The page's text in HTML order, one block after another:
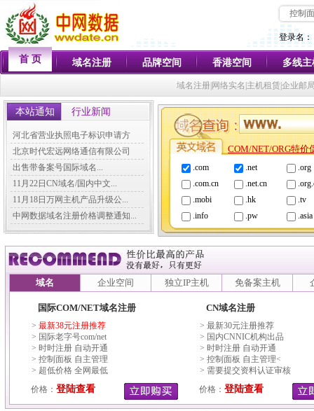
控制
登录名：
首 页 域名注册 品牌空间 香港空间 多线主
域名注册|网络实名|主机租赁|企业邮
本站通知 行业新闻
河北省营业执照电子标识申请方
法...
北京时代宏远网络通信有限公司
各...
出售带备案号国际域名...
11月22日CN域名/国内中文...
11月18日万网主机产品升级公...
中网数据域名注册价格调整通知...
COM/NET/ORG特
.com .net
.org
.com.cn
.net.cn
.mobi
.hk
.tv
.info
.pw .asia
域名 企业空间 独立IP主机 免备案主机
国际COM/NET域名注册
> 最新38元注册推荐
> 国际老字号com/net
> 时时注册 自动开通
> 控制面板 自主管理
> 超低价格 全网最低
价格： 登陆查看
CN域名注册
> 最新30元注册推荐
> 国内CNNIC机构出品
> 时时注册 自动开通
> 控制面板 自主管理<
> 需要提交资料认证审核
价格： 登陆查看